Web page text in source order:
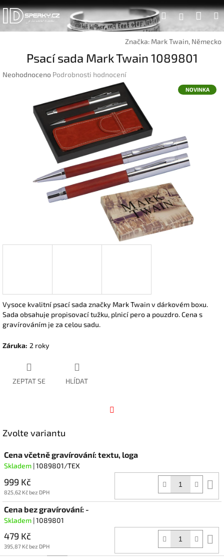
Přejít
na
obsah
Hledat
Značka: Mark Twain, Německo
Psací sada Mark Twain 1089801
Průměrné
Neohodnoceno Podrobnosti hodnocení
NOVINKA
Vysoce kvalitní psací sada značky Mark Twain v dárkovém boxu.
Sada obsahuje propisovací tužku, plnicí pero a pouzdro.Cena s
gravírováním je za celou sadu.
Záruka: 2 roky
ZEPTAT SE HLÍDAT
Zvolte variantu
Cena včetně gravírování: textu, loga
Skladem | 1089801/TEX
999 Kč
825,62 Kč bez DPH
Cena bez gravírování: -
Skladem | 1089801
479 Kč
395,87 Kč bez DPH